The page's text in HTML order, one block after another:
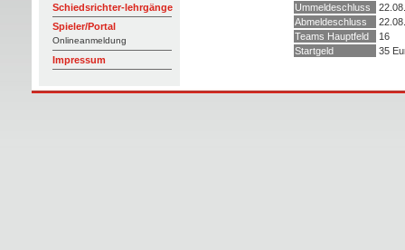
Schiedsrichter-lehrgänge
Spieler/Portal
Onlineanmeldung
Impressum
Ummeldeschluss
Abmeldeschluss
Teams Hauptfeld
16
Startgeld
35